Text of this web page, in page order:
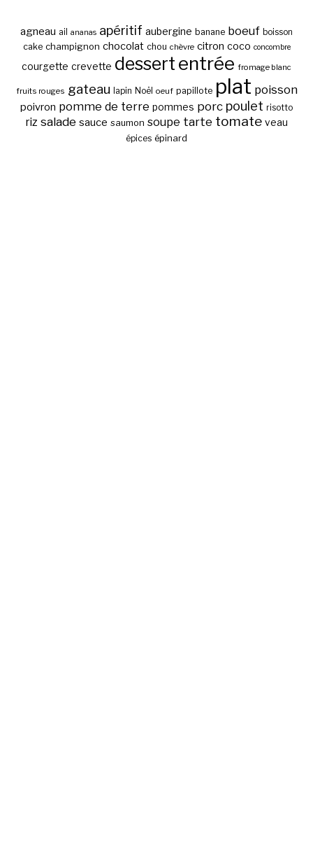
agneau ail ananas apéritif aubergine banane boeuf boisson
cake champignon chocolat chou chèvre citron coco concombre
courgette crevette dessert entrée fromage blanc
fruits rouges gateau lapin Noël oeuf papillote plat poisson
poivron pomme de terre pommes porc poulet risotto
riz salade sauce saumon soupe tarte tomate veau
épices épinard